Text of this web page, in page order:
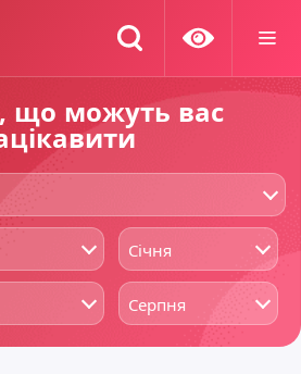
що можуть вас
Січня
Серпня